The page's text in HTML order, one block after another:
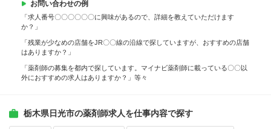
お問い合わせの例
「求人番号〇〇〇〇〇〇に興味があるので、詳細を教えていただけます
か？」
「残業が少なめの店舗をJR〇〇線の沿線で探していますが、おすすめの店舗
はありますか？」
「薬剤師の募集を都内で探しています。マイナビ薬剤師に載っている〇〇以
外におすすめの求人はありますか？」等々
栃木県日光市の薬剤師求人を仕事内容で探す